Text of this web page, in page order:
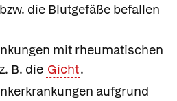
die Blutgefäße befallen
mit rheumatischen
B. die Gicht.
aufgrund